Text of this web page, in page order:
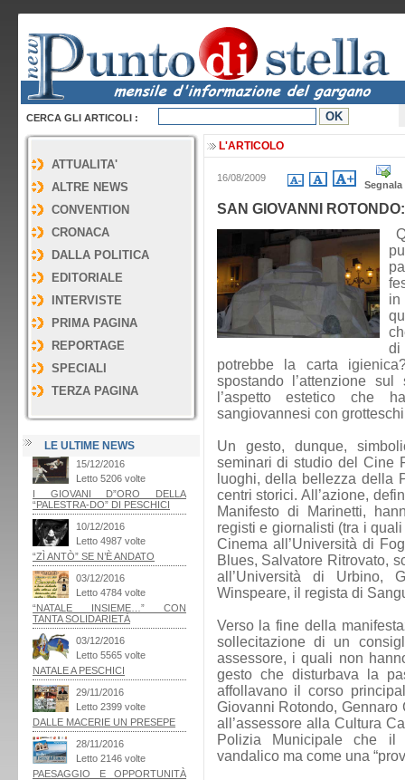
CERCA GLI ARTICOLI :
ATTUALITA'
ALTRE NEWS
CONVENTION
CRONACA
DALLA POLITICA
EDITORIALE
INTERVISTE
PRIMA PAGINA
REPORTAGE
SPECIALI
TERZA PAGINA
LE ULTIME NEWS
L'ARTICOLO
16/08/2009
Segnala
SAN GIOVANNI
in
di
potrebbe la carta
spostando l’attenzione
l’aspetto estetico che
sangiovannesi con
Un gesto, dunque,
seminari di studio del Cine
luoghi, della bellezza della
centri storici. All’azione,
Manifesto di Marinetti,
registi e giornalisti (tra i
Cinema all’Università di
Blues, Salvatore Ritrovato,
all’Università di Urbino,
Winspeare, il regista di
Verso la fine della
sollecitazione di un
assessore, i quali non
gesto che disturbava la
affollavano il corso
Giovanni Rotondo,
all’assessore alla Cultura
Polizia Municipale che il
vandalico ma come una